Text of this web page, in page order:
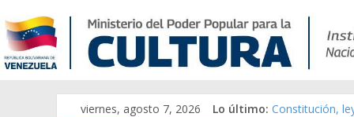
viernes, agosto 7, 2026 Lo último: Constitución,